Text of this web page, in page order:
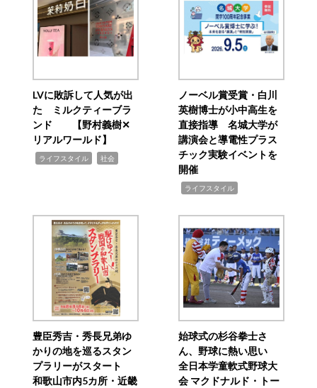
LVに敗訴して人気が出
た ミルクティーブラ
ンド 【野村義樹✕
リアルワールド】
ライフスタイル 社会
ノーベル賞受賞・白川
英樹博士が小中高生を
直接指導 名城大学が
講演会と導電性プラス
チック実験イベントを
開催
ライフスタイル
豊臣秀吉・秀長兄弟ゆ
かりの地を巡るスタン
プラリーがスタート
和歌山市内5カ所・近畿
始球式の杉谷拳士さ
ん、野球に熱い思い
全日本学童軟式野球大
会 マクドナルド・トー